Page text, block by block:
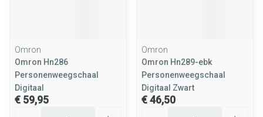
Omron
Omron Hn286
Personenweegschaal
Digitaal
€ 59,95
Omron
Omron Hn289-ebk
Personenweegschaal
Digitaal Zwart
€ 46,50